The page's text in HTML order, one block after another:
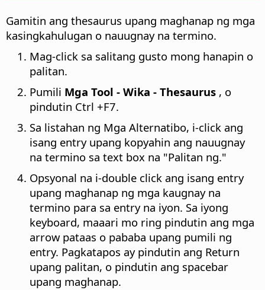
Gamitin ang thesaurus upang maghanap ng mga
kasingkahulugan o nauugnay na termino.
Mag-click sa salitang gusto mong hanapin o
palitan.
Pumili Mga Tool - Wika - Thesaurus , o
pindutin Ctrl +F7.
Sa listahan ng Mga Alternatibo, i-click ang
isang entry upang kopyahin ang nauugnay
na termino sa text box na "Palitan ng."
Opsyonal na i-double click ang isang entry
upang maghanap ng mga kaugnay na
termino para sa entry na iyon. Sa iyong
keyboard, maaari mo ring pindutin ang mga
arrow pataas o pababa upang pumili ng
entry. Pagkatapos ay pindutin ang Return
upang palitan, o pindutin ang spacebar
upang maghanap.